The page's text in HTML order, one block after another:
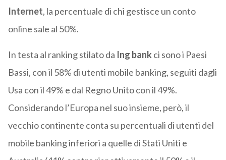
Internet, la percentuale di chi gestisce un conto
online sale al 50%.
In testa al ranking stilato da Ing bankci sono i Paesi
Bassi, con il 58% di utenti mobile banking, seguiti dagli
Usa con il 49% e dal Regno Unito con il 49%.
Considerando l’Europa nel suo insieme, però, il
vecchio continente conta su percentuali di utenti del
mobile banking inferiori a quelle di Stati Uniti e